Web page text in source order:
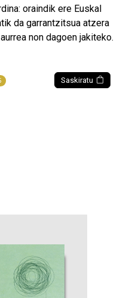
oraindik ere Euskal
da garrantzitsua atzera
non dagoen jakiteko.
Saskiratu